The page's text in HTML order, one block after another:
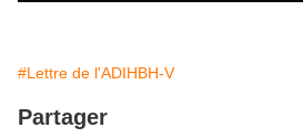
#Lettre de l'ADIHBH-V
Partager